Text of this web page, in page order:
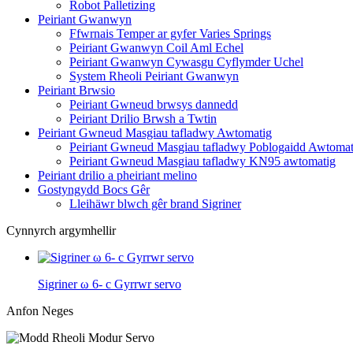
Robot Palletizing
Peiriant Gwanwyn
Ffwrnais Temper ar gyfer Varies Springs
Peiriant Gwanwyn Coil Aml Echel
Peiriant Gwanwyn Cywasgu Cyflymder Uchel
System Rheoli Peiriant Gwanwyn
Peiriant Brwsio
Peiriant Gwneud brwsys dannedd
Peiriant Drilio Brwsh a Twtin
Peiriant Gwneud Masgiau tafladwy Awtomatig
Peiriant Gwneud Masgiau tafladwy Poblogaidd
Peiriant Gwneud Masgiau tafladwy KN95 awtomatig
Peiriant drilio a pheiriant melino
Gostyngydd Bocs Gêr
Lleihäwr blwch gêr brand Sigriner
Cynnyrch argymhellir
Sigriner ω 6- c Gyrrwr servo
Anfon Neges